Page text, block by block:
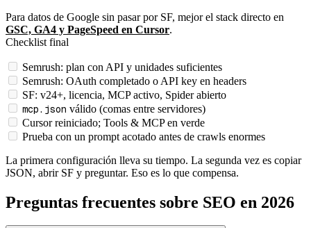
Para datos de Google sin pasar por SF, mejor el stack directo en
GSC, GA4 y PageSpeed en Cursor.
Checklist final
Semrush: plan con API y unidades suficientes
Semrush: OAuth completado o API key en headers
SF: v24+, licencia, MCP activo, Spider abierto
mcp.json válido (comas entre servidores)
Cursor reiniciado; Tools & MCP en verde
Prueba con un prompt acotado antes de crawls enormes
La primera configuración lleva su tiempo. La segunda vez es copiar
JSON, abrir SF y preguntar. Eso es lo que compensa.
Preguntas frecuentes sobre SEO en 2026